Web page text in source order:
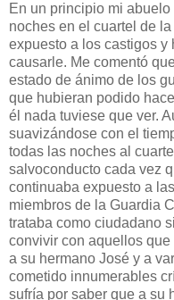
En un principio mi
noches en el cuartel de
expuesto a los castigos
causarle. Me comentó
estado de ánimo de los
que hubieran podido
él nada tuviese que ver.
suavizándose con el
todas las noches al
salvoconducto cada vez
continuaba expuesto a
miembros de la Guardia
trataba como ciudadano
convivir con aquellos
a su hermano José y a
cometido innumerables
sufría por saber que a su